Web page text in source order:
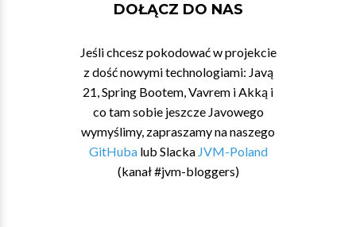
DOŁĄCZ DO NAS
Jeśli chcesz pokodować w projekcie
z dość nowymi technologiami: Javą
21, Spring Bootem, Vavrem i Akką i
co tam sobie jeszcze Javowego
wymyślimy, zapraszamy na naszego
GitHubalub Slacka JVM-Poland
(kanał #jvm-bloggers)